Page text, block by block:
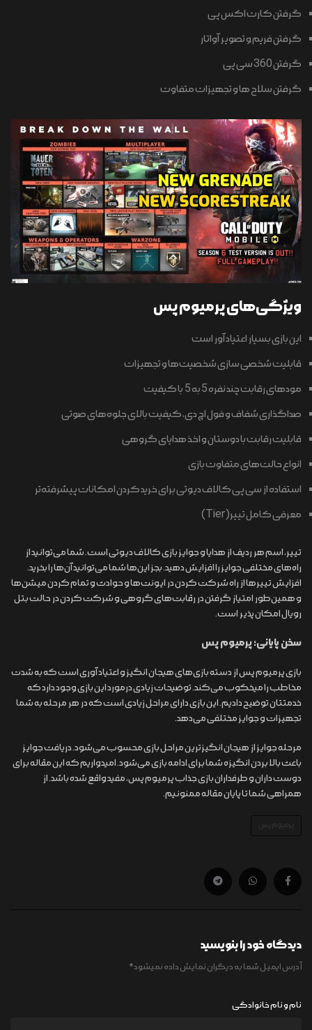
گرفتن کارت اکس پی
گرفتن فریم و تصویر آواتار
گرفتن 360 سی پی
گرفتن سلاح ها و تجهیزات متفاوت
ویژگی‌های پرمیوم پس
این بازی بسیار اعتیاد آور است
قابلیت شخصی سازی شخصیت‌ها و تجهیزات
مودهای رقابت چند نفره 5 به 5 با کیفیت
صداگذاری شفاف و فول اچ دی، کیفیت بالای جلوه‌های صوتی
قابلیت رقابت با دوستان و اخذ هدایای گروهی
انواع حالت‌های متفاوت بازی
استفاده از سی پی کالاف دیوتی برای خرید کردن امکانات پیشرفته‌تر
معرفی کامل تییر(Tier)
تییر، اسم هر ردیف از هدایا و جوایز بازی کالاف دیوتی است. شما می‌توانید از
راه‌های مختلفی جوایز را افزایش دهید. بجز این‌ها شما می‌توانید آن‌ها را بخرید.
افزایش تییرها از راه شرکت کردن در ایونت‌ها و حوادث و تمام کردن میشن‌ها
و همین‌طور امتیاز گرفتن در رقابت‌های گروهی و شرکت کردن در حالت بتل
رویال امکان پذیر است.
سخن پایانی؛ پرمیوم پس
بازی پرمیوم پس از دسته بازی‌های هیجان انگیز و اعتیاد آوری است که به شدت
مخاطب را میخکوب می‌کند. توضیحات زیادی درمورد این بازی وجود دارد که
خدمتتان توضیح دادیم. این بازی دارای مراحل زیادی است که در هر مرحله به شما
تجهیزات و جوایز مختلفی می‌دهد.
مرحله جوایز از هیجان انگیزترین مراحل بازی محسوب می‌شود. دریافت جوایز
باعث بالا بردن انگیزه شما برای ادامه بازی می‌شود. امیدواریم که این مقاله برای
دوست داران و طرفداران بازی جذاب پرمیوم پس، مفید واقع شده باشد. از
همراهی شما تا پایان مقاله ممنونیم.
پرمیوم پس
دیدگاه خود را بنویسید
آدرس ایمیل شما به دیگران نمایش داده نمیشود*
نام و نام خانوادگی